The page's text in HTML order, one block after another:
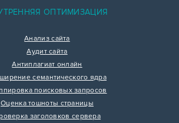
ОПТИМИЗАЦИЯ
Анализ сайта
Аудит сайта
Антиплагиат онлайн
семантического ядра
поисковых запросов
Оценка тошноты страницы
заголовков сервера